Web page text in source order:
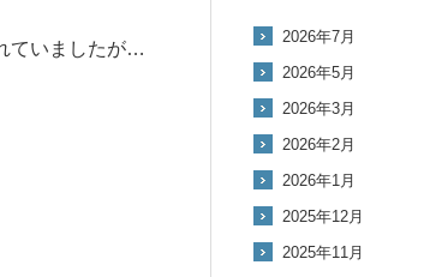
ていましたが…
2026年7月
2026年5月
2026年3月
2026年2月
2026年1月
2025年12月
2025年11月